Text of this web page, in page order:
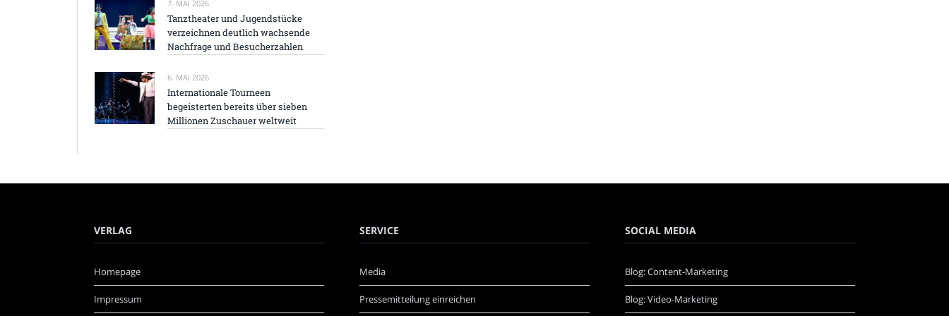
7. MAI 2026
Tanztheater und Jugendstücke
verzeichnen deutlich wachsende
Nachfrage und Besucherzahlen
6. MAI 2026
Internationale Tourneen
begeisterten bereits über sieben
Millionen Zuschauer weltweit
VERLAG
Homepage
Impressum
SERVICE
Media
Pressemitteilung einreichen
SOCIAL MEDIA
Blog: Content-Marketing
Blog: Video-Marketing